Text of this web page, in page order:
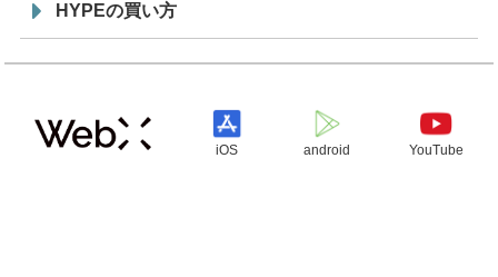
HYPEの買い方
iOS android YouTube